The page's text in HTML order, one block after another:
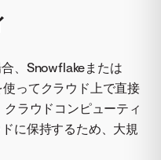
、Snowflakeまたは
ってクラウド上で直接
ラウドコンピューティ
に保持するため、大規